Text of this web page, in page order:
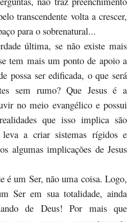
transcendente volta a crescer,
para o sobrenatural...
última, se não existe mais
tem mais um ponto de apoio a
possa ser edificada, o que será
sem rumo? Que Jesus é a
no meio evangélico e possui
que isso implica são
a criar sistemas rígidos e
algumas implicações de Jesus
é um Ser, não uma coisa. Logo,
Ser em sua totalidade, ainda
de Deus! Por mais que